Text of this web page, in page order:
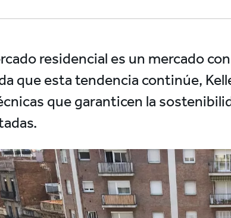
residencial es un mercado
que esta tendencia continúe,
que garanticen la